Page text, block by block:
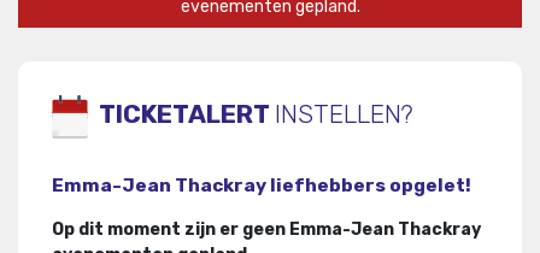
evenementen gepland.
TICKETALERT INSTELLEN?
Emma-Jean Thackray liefhebbers opgelet!
Op dit moment zijn er geen Emma-Jean Thackray